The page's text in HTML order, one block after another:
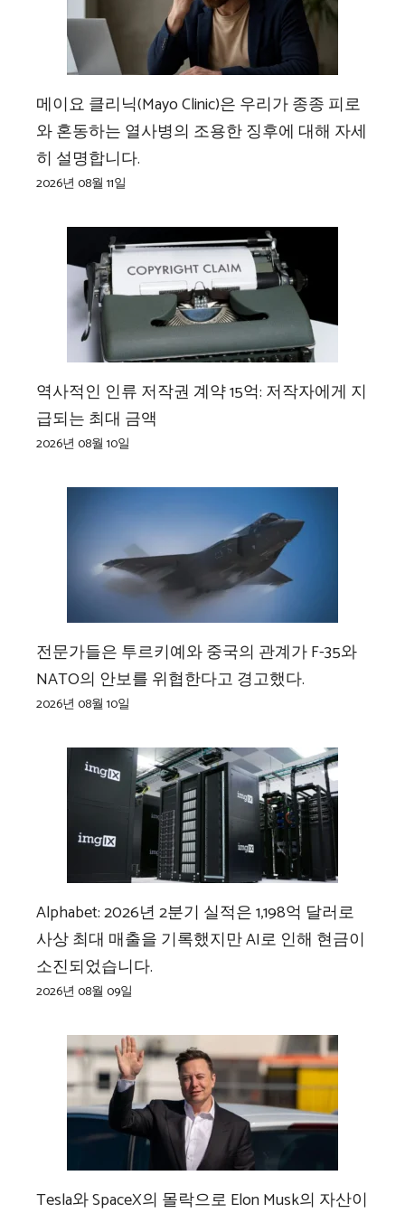
메이요 클리닉(Mayo Clinic)은 우리가 종종 피로
와 혼동하는 열사병의 조용한 징후에 대해 자세
히 설명합니다.
2026년 08월 11일
역사적인 인류 저작권 계약 15억: 저작자에게 지
급되는 최대 금액
2026년 08월 10일
전문가들은 투르키예와 중국의 관계가 F-35와
NATO의 안보를 위협한다고 경고했다.
2026년 08월 10일
Alphabet: 2026년 2분기 실적은 1,198억 달러로
사상 최대 매출을 기록했지만 AI로 인해 현금이
소진되었습니다.
2026년 08월 09일
Tesla와 SpaceX의 몰락으로 Elon Musk의 자산이